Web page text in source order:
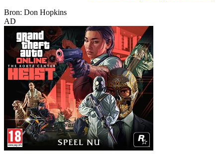
Bron: Don Hopkins
AD